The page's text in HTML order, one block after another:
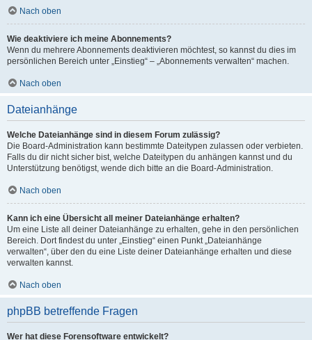
Nach oben
Wie deaktiviere ich meine Abonnements?
Wenn du mehrere Abonnements deaktivieren möchtest, so kannst du dies im
persönlichen Bereich unter „Einstieg“ – „Abonnements verwalten“ machen.
Nach oben
Dateianhänge
Welche Dateianhänge sind in diesem Forum zulässig?
Die Board-Administration kann bestimmte Dateitypen zulassen oder verbieten.
Falls du dir nicht sicher bist, welche Dateitypen du anhängen kannst und du
Unterstützung benötigst, wende dich bitte an die Board-Administration.
Nach oben
Kann ich eine Übersicht all meiner Dateianhänge erhalten?
Um eine Liste all deiner Dateianhänge zu erhalten, gehe in den persönlichen
Bereich. Dort findest du unter „Einstieg“ einen Punkt „Dateianhänge
verwalten“, über den du eine Liste deiner Dateianhänge erhalten und diese
verwalten kannst.
Nach oben
phpBB betreffende Fragen
Wer hat diese Forensoftware entwickelt?